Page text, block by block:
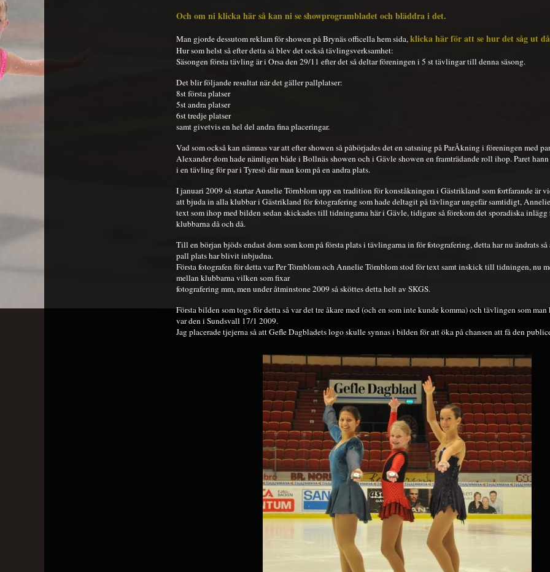
Och om ni klicka här så kan ni se showprogrambladet och bläddra i det.
Man gjorde dessutom reklam för showen på Brynäs officella hem sida,klicka här för att se hur det såg ut då
Hur som helst så efter detta så blev det också tävlingsverksamhet:
Säsongen första tävling är i Orsa den 29/11 efter det så deltar föreningen i 5 st tävlingar till denna säsong.
Det blir följande resultat när det gäller pallplatser:
8st första platser
5st andra platser
6st tredje platser
samt givetvis en hel del andra fina placeringar.
Vad som också kan nämnas var att efter showen så påbörjades det en satsning på ParÅkning i föreningen med
Alexander dom hade nämligen både i Bollnäs showen och i Gävle showen en framträdande roll ihop. Paret
i en tävling för par i Tyresö där man kom på en andra plats.
I januari 2009 så startar Annelie Törnblom upp en tradition för konståkningen i Gästrikland som fortfarande är
att bjuda in alla klubbar i Gästrikland för fotografering som hade deltagit på tävlingar ungefär samtidigt,
text som ihop med bilden sedan skickades till tidningarna här i Gävle, tidigare så förekom det sporadiska
klubbarna då och då.
Till en början bjöds endast dom som kom på första plats i tävlingarna in för fotografering, detta har nu ändrats så
pall plats har blivit inbjudna.
Första fotografen för detta var Per Törnblom och Annelie Törnblom stod för text samt inskick till tidningen, nu
mellan klubbarna vilken som fixar
fotografering mm, men under åtminstone 2009 så sköttes detta helt av SKGS.
Första bilden som togs för detta så var det tre åkare med (och en som inte kunde komma) och tävlingen som man
var den i Sundsvall 17/1 2009.
Jag placerade tjejerna så att Gefle Dagbladets logo skulle synnas i bilden för att öka på chansen att få den